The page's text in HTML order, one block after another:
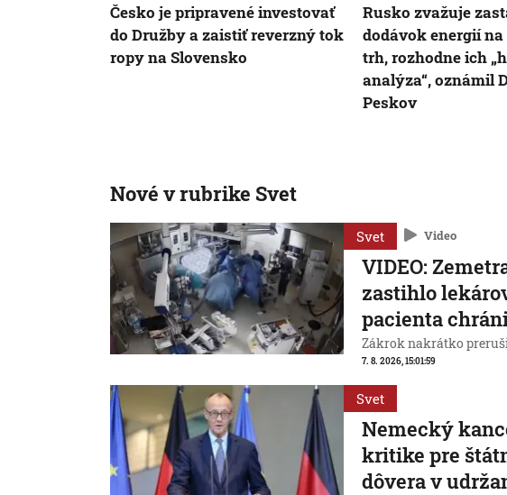
Česko je pripravené investovať
do Družby a zaistiť reverzný tok
ropy na Slovensko
Rusko zvažuje
dodávok energií
trh, rozhodne ich
analýza“, oznámil
Peskov
Nové v rubrike Svet
Svet Video
VIDEO:
zastihlo
pacienta
Zákrok nakrátko
7. 8. 2026, 15:01:59
Svet
Nemecký
kritike pre
dôvera v